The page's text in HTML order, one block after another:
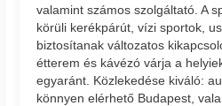
valamint számos szolgáltató. A
körüli kerékpárút, vízi sportok,
biztosítanak változatos
étterem és kávézó várja a
egyaránt. Közlekedése kiváló:
könnyen elérhető Budapest,